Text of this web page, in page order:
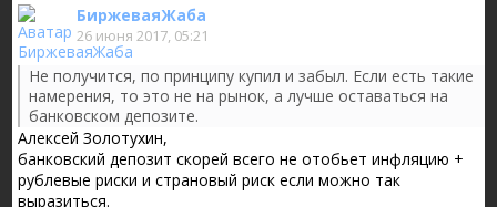
БиржеваяЖаба
26 июня 2017, 05:21
Не получится, по принципу купил и забыл. Если есть такие
намерения, то это не на рынок, а лучше оставаться на
банковском депозите.
Алексей Золотухин,
банковский депозит скорей всего не отобьет инфляцию +
рублевые риски и страновый риск если можно так
выразиться.